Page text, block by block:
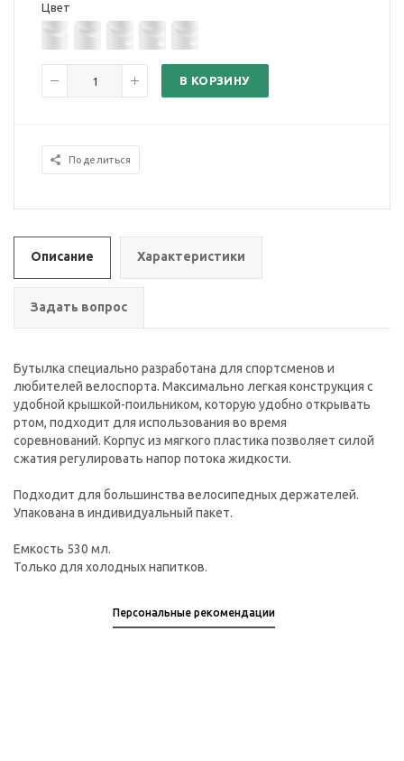
Цвет
В КОРЗИНУ
Поделиться
Описание Характеристики
Задать вопрос
Бутылка специально разработана для спортсменов и
любителей велоспорта. Максимально легкая конструкция с
удобной крышкой-поильником, которую удобно открывать
ртом, подходит для использования во время
соревнований. Корпус из мягкого пластика позволяет силой
сжатия регулировать напор потока жидкости.
Подходит для большинства велосипедных держателей.
Упакована в индивидуальный пакет.
Емкость 530 мл.
Только для холодных напитков.
Персональные рекомендации